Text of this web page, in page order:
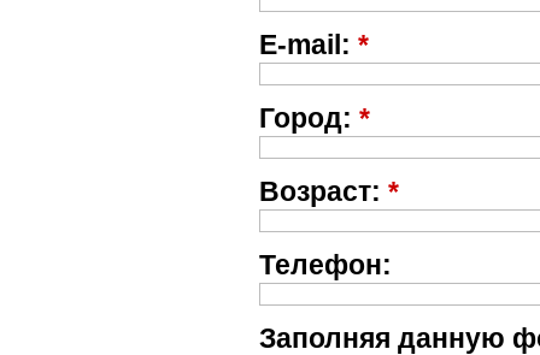
E-mail: *
Город: *
Возраст: *
Телефон:
Заполняя данную